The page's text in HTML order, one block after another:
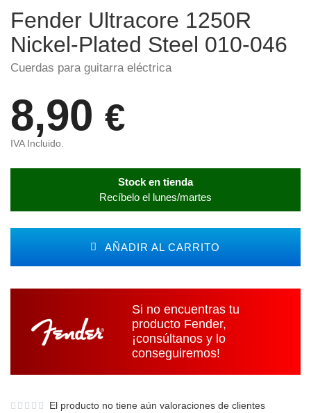
Fender Ultracore 1250R
Nickel-Plated Steel 010-046
Cuerdas para guitarra eléctrica
8,90 €
IVA Incluido.
Stock en tienda
Recíbelo el lunes/martes
AÑADIR AL CARRITO
Si no encuentras tu
producto Fender,
¡consúltanos y lo
conseguiremos!
El producto no tiene aún valoraciones de clientes